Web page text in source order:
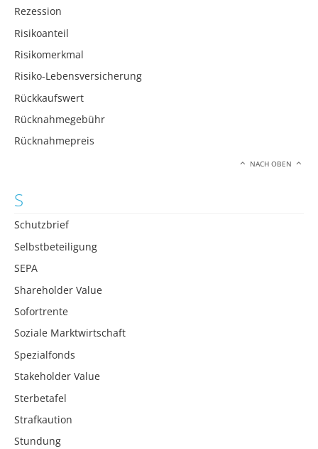
Rezession
Risikoanteil
Risikomerkmal
Risiko-Lebensversicherung
Rückkaufswert
Rücknahmegebühr
Rücknahmepreis
NACH OBEN
S
Schutzbrief
Selbstbeteiligung
SEPA
Shareholder Value
Sofortrente
Soziale Marktwirtschaft
Spezialfonds
Stakeholder Value
Sterbetafel
Strafkaution
Stundung